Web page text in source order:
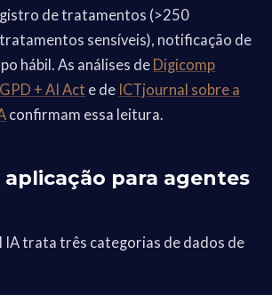
de tratamentos (>250
sensíveis), notificação de
hábil. As análises de Digicomp
+ AI Act e de ICTjournal sobre a
confirmam essa leitura.
aplicação para agentes
IA trata três categorias de dados de